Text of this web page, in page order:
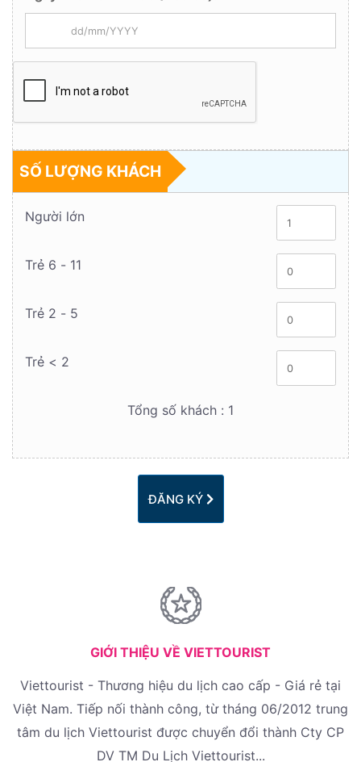
SỐ LƯỢNG KHÁCH
Người lớn
Trẻ 6 - 11
Trẻ 2 - 5
Trẻ < 2
Tổng số khách : 1
ĐĂNG KÝ
GIỚI THIỆU VỀ VIETTOURIST
Viettourist - Thương hiệu du lịch cao cấp - Giá rẻ tại
Việt Nam. Tiếp nối thành công, từ tháng 06/2012 trung
tâm du lịch Viettourist được chuyển đổi thành Cty CP
DV TM Du Lịch Viettourist...